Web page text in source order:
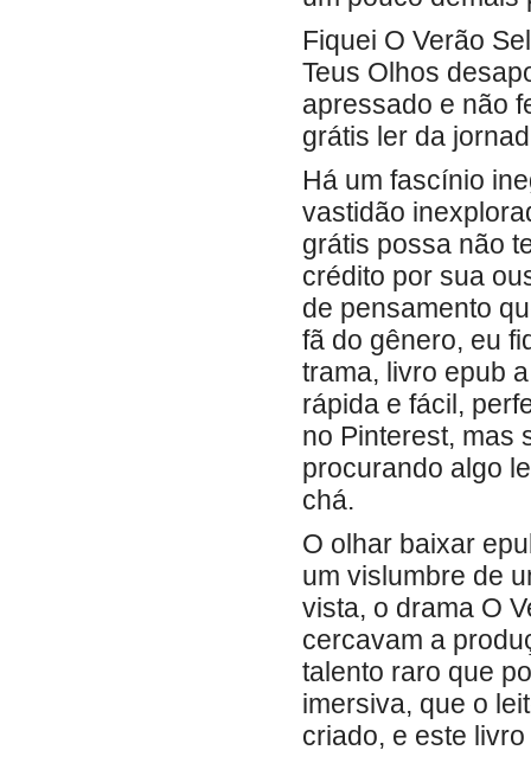
Fiquei O Verão
Teus Olhos
apressado e não
grátis ler da
Há um fascínio
vastidão
grátis possa não
crédito por sua
de pensamento
fã do gênero, eu
trama, livro epub
rápida e fácil,
no Pinterest, mas
procurando algo
chá.
O olhar baixar
um vislumbre de
vista, o drama O
cercavam a
talento raro que
imersiva, que o
criado, e este